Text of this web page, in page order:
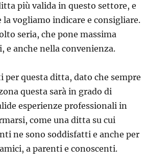
più valida in questo settore, e
vogliamo indicare e consigliare.
seria, che pone massima
e anche nella convenienza.
questa ditta, dato che sempre
questa sarà in grado di
esperienze professionali in
come una ditta su cui
ne sono soddisfatti e anche per
a parenti e conoscenti.